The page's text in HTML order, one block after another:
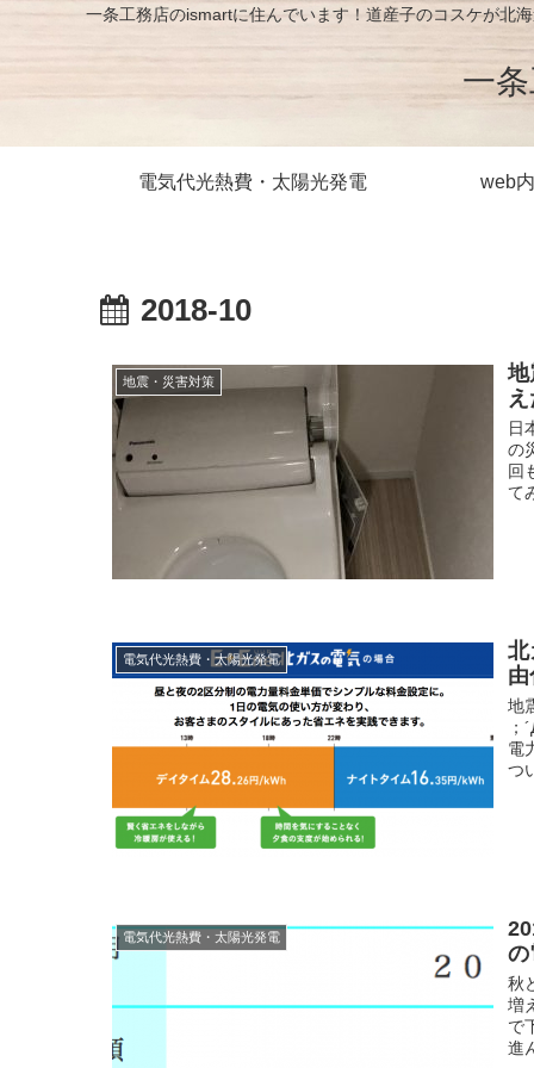
一条工務店のismartに住んでいます！道産子のコスケが北
一
電気代光熱費・太陽光発電 web
2018-10
地震・災害対策
地
日
の
回
て
電気代光熱費・太陽光発電
北
地
電
つ
電気代光熱費・太陽光発電
の
秋
増
で
進